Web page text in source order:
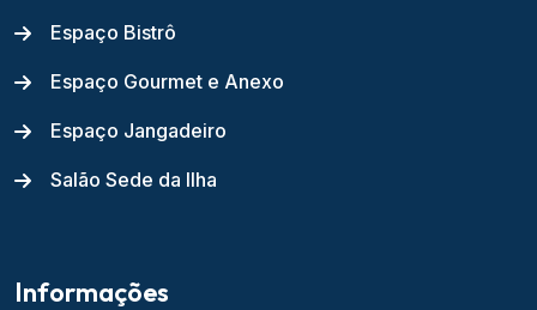
Espaço Bistrô
Espaço Gourmet e Anexo
Espaço Jangadeiro
Salão Sede da Ilha
Informações